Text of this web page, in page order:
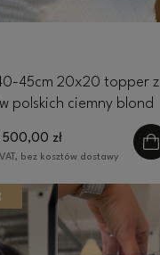
45cm 20x20 topper z
polskich ciemny blond
500,00 zł
bez kosztów dostawy